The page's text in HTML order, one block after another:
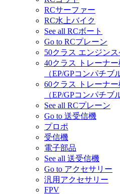
RCサーファー
RC水上バイク
See all RCボート
Go to RCプレーン
50クラス エンジン
40クラス トレーナ
（EP/GPコンパチブ
60クラス トレーナ
（EP/GPコンパチブ
See all RCプレーン
Go to 送受信機
プロポ
受信機
電子部品
See all 送受信機
Go to アクセサリー
汎用アクセサリー
FPV